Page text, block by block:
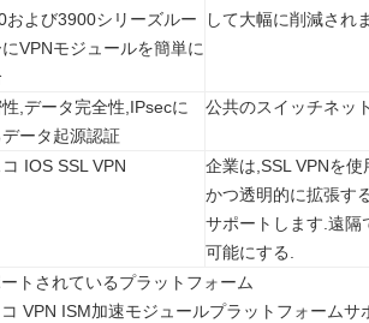
および3900シリーズルー
にVPNモジュールを簡単に
して大幅に削減され
,データ完全性,IPsecに
データ起源認証
公共のスイッチネッ
IOS SSL VPN
企業は,SSL VPNを
かつ透明的に拡張す
サポートします.遠隔
可能にする.
トされているプラットフォーム
VPN ISM加速モジュールプラットフォームサ